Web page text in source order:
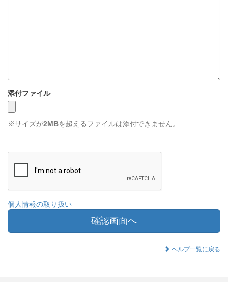
添付ファイル
※サイズが2MBを超えるファイルは添付できません。
個人情報の取り扱い
確認画面へ
ヘルプ一覧に戻る